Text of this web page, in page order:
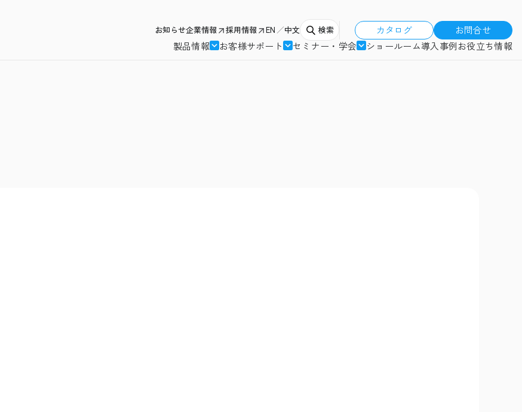
お知らせ企業情報 採用情報 EN 中文 検索 カタログ
お問合せ
製品情報
お客様サポート セミナー・学会 ショールーム導入事例お役立ち情報